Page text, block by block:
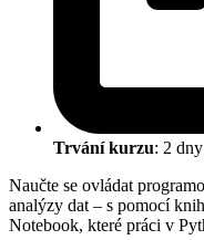
Trvání kurzu: 2 dny
Naučte se ovládat
analýzy dat – s pomocí
Notebook, které práci v